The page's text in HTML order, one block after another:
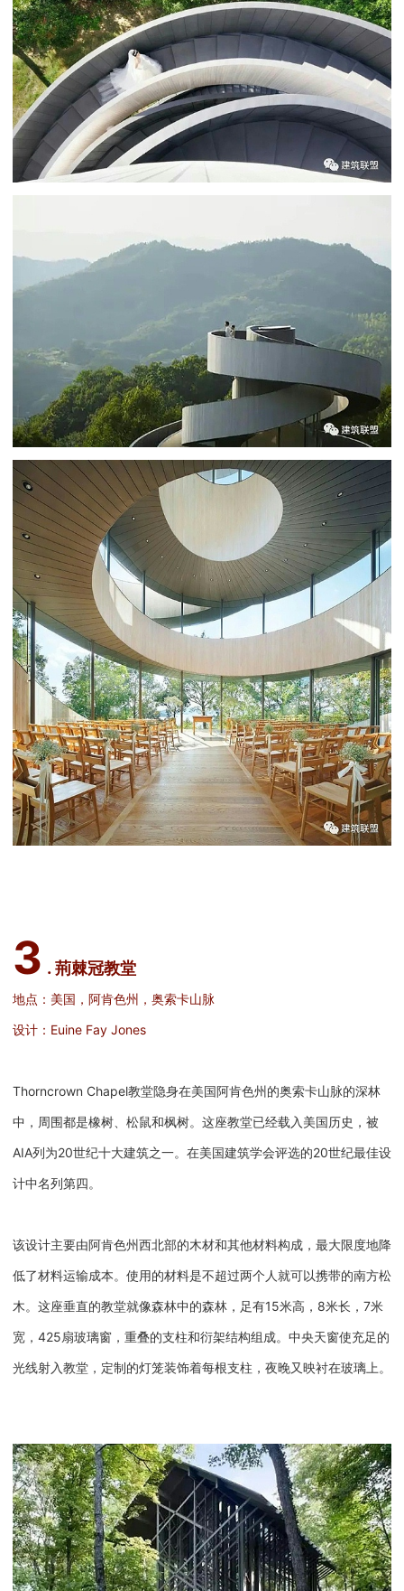
3 . 荊棘冠教堂
地点：美国，阿肯色州，奥索卡山脉
设计：Euine Fay Jones
Thorncrown Chapel教堂隐身在美国阿肯色州的奥索卡山脉的深林
中，周围都是橡树、松鼠和枫树。这座教堂已经载入美国历史，被
AIA列为20世纪十大建筑之一。在美国建筑学会评选的20世纪最佳设
计中名列第四。
该设计主要由阿肯色州西北部的木材和其他材料构成，最大限度地降
低了材料运输成本。使用的材料是不超过两个人就可以携带的南方松
木。这座垂直的教堂就像森林中的森林，足有15米高，8米长，7米
宽，425扇玻璃窗，重叠的支柱和衍架结构组成。中央天窗使充足的
光线射入教堂，定制的灯笼装饰着每根支柱，夜晚又映衬在玻璃上。